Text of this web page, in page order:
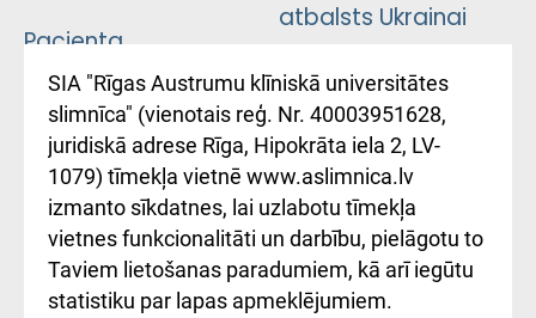
Pacienta
atsauksmju/sūdzību
iesniegšanas
kārtība
Kā pie mums nokļūt
Rēķinu apmaksas
ceļvedis
atbalsts Ukrainai
Підтримка Східної
лікарні та співпраця з
Україною
SIA "Rīgas Austrumu klīniskā universitātes
slimnīca" (vienotais reģ. Nr. 40003951628,
juridiskā adrese Rīga, Hipokrāta iela 2, LV-
1079) tīmekļa vietnē www.aslimnica.lv
izmanto sīkdatnes, lai uzlabotu tīmekļa
vietnes funkcionalitāti un darbību, pielāgotu to
Taviem lietošanas paradumiem, kā arī iegūtu
statistiku par lapas apmeklējumiem.